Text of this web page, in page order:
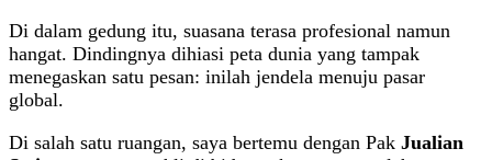
Di dalam gedung itu, suasana terasa profesional namun
hangat. Dindingnya dihiasi peta dunia yang tampak
menegaskan satu pesan: inilah jendela menuju pasar
global.
Di salah satu ruangan, saya bertemu dengan Pak Jualian